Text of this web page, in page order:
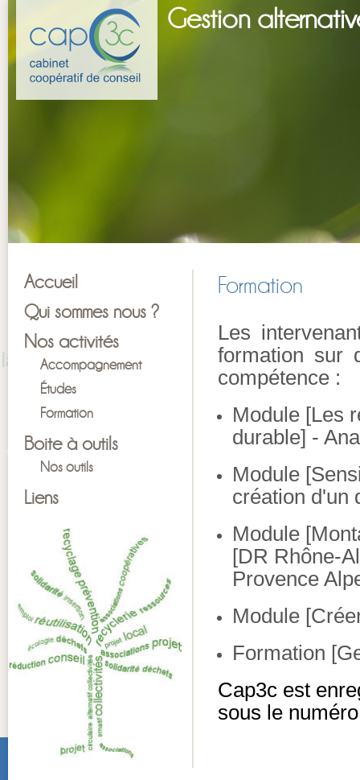
Gestion
Accueil
Qui sommes nous ?
Nos activités
Accompagnement
Études
Formation
Boite à outils
Nos outils
Liens
Formation
Les
formation sur
compétence :
Module [Les
durable] -
Module
création d'un
Module
[DR Rhône-
Provence
Module
Formation
Cap3c est
sous le numér